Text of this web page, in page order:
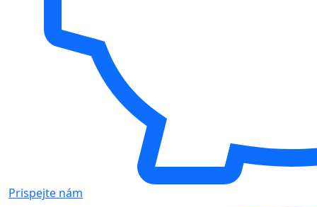
Prispejte nám